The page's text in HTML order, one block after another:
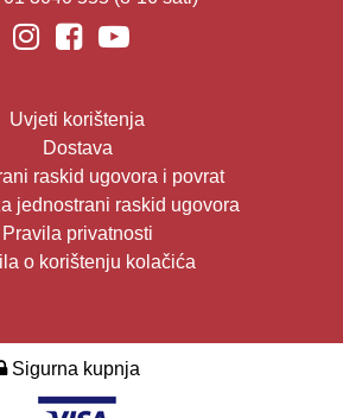
Uvjeti korištenja
Dostava
raskid ugovora i povrat
jednostrani raskid ugovora
Pravila privatnosti
o korištenju kolačića
Sigurna kupnja